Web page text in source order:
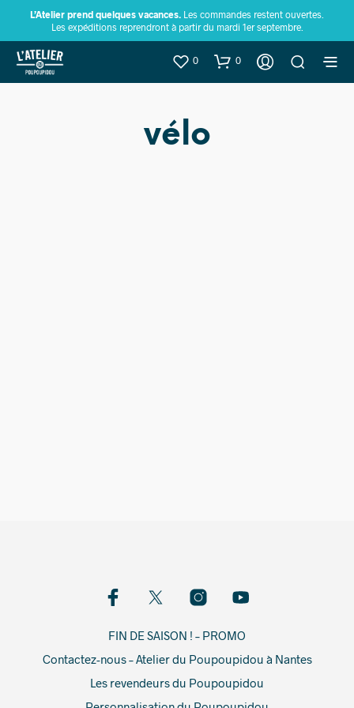
L’Atelier prend quelques vacances. Les commandes restent ouvertes.
Les expéditions reprendront à partir du mardi 1er septembre.
0 0
vélo
FIN DE SAISON ! – PROMO
Contactez-nous – Atelier du Poupoupidou à Nantes
Les revendeurs du Poupoupidou